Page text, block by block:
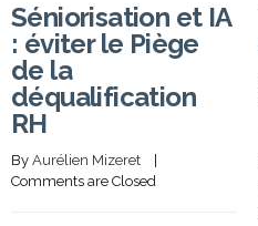
Séniorisation et IA
: éviter le Piège
de la
déqualification
RH
By Aurélien Mizeret
Comments are Closed